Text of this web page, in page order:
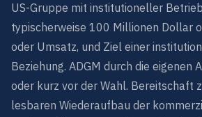
US-Gruppe mit institutioneller
typischerweise 100 Millionen Dollar
oder Umsatz, und Ziel einer
Beziehung. ADGM durch die eigenen
oder kurz vor der Wahl. Bereitschaft
lesbaren Wiederaufbau der